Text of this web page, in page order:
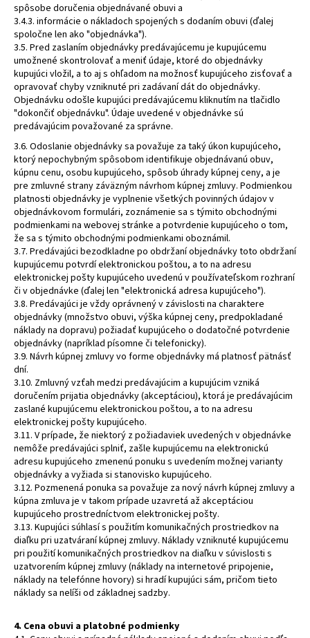
spôsobe doručenia objednávané obuvi a
3.4.3. informácie o nákladoch spojených s dodaním obuvi (ďalej
spoločne len ako "objednávka").
3.5. Pred zaslaním objednávky predávajúcemu je kupujúcemu
umožnené skontrolovať a meniť údaje, ktoré do objednávky
kupujúci vložil, a to aj s ohľadom na možnosť kupujúceho zisťovať a
opravovať chyby vzniknuté pri zadávaní dát do objednávky.
Objednávku odošle kupujúci predávajúcemu kliknutím na tlačidlo
"dokončiť objednávku". Údaje uvedené v objednávke sú
predávajúcim považované za správne.
3.6. Odoslanie objednávky sa považuje za taký úkon kupujúceho,
ktorý nepochybným spôsobom identifikuje objednávanú obuv,
kúpnu cenu, osobu kupujúceho, spôsob úhrady kúpnej ceny, a je
pre zmluvné strany záväzným návrhom kúpnej zmluvy. Podmienkou
platnosti objednávky je vyplnenie všetkých povinných údajov v
objednávkovom formulári, zoznámenie sa s týmito obchodnými
podmienkami na webovej stránke a potvrdenie kupujúceho o tom,
že sa s týmito obchodnými podmienkami oboznámil.
3.7. Predávajúci bezodkladne po obdržaní objednávky toto obdržaní
kupujúcemu potvrdí elektronickou poštou, a to na adresu
elektronickej pošty kupujúceho uvedenú v používateľskom rozhraní
či v objednávke (ďalej len "elektronická adresa kupujúceho").
3.8. Predávajúci je vždy oprávnený v závislosti na charaktere
objednávky (množstvo obuvi, výška kúpnej ceny, predpokladané
náklady na dopravu) požiadať kupujúceho o dodatočné potvrdenie
objednávky (napríklad písomne ​​či telefonicky).
3.9. Návrh kúpnej zmluvy vo forme objednávky má platnosť pätnásť
dní.
3.10. Zmluvný vzťah medzi predávajúcim a kupujúcim vzniká
doručením prijatia objednávky (akceptáciou), ktorá je predávajúcim
zaslané kupujúcemu elektronickou poštou, a to na adresu
elektronickej pošty kupujúceho.
3.11. V prípade, že niektorý z požiadaviek uvedených v objednávke
nemôže predávajúci splniť, zašle kupujúcemu na elektronickú
adresu kupujúceho zmenenú ponuku s uvedením možnej varianty
objednávky a vyžiada si stanovisko kupujúceho.
3.12. Pozmenená ponuka sa považuje za nový návrh kúpnej zmluvy a
kúpna zmluva je v takom prípade uzavretá až akceptáciou
kupujúceho prostredníctvom elektronickej pošty.
3.13. Kupujúci súhlasí s použitím komunikačných prostriedkov na
diaľku pri uzatváraní kúpnej zmluvy. Náklady vzniknuté kupujúcemu
pri použití komunikačných prostriedkov na diaľku v súvislosti s
uzatvorením kúpnej zmluvy (náklady na internetové pripojenie,
náklady na telefónne hovory) si hradí kupujúci sám, pričom tieto
náklady sa nelíši od základnej sadzby.
4. Cena obuvi a platobné podmienky